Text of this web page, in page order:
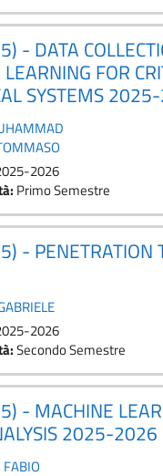
- DATA
FOR
SYSTEMS
2026
: Primo Semestre
- PENETRATION
2026
:Secondo Semestre
- MACHINE
2025-2026